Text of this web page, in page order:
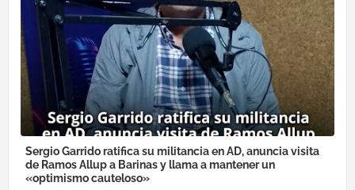
Sergio Garrido ratifica su militancia en AD, anuncia visita
de Ramos Allup a Barinas y llama a mantener un
«optimismo cauteloso»